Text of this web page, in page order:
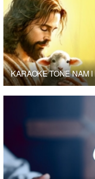
KARAOKE TONE NAM